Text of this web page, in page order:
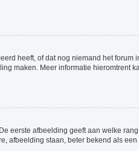
heeft, of dat nog niemand het
maken. Meer informatie
eerste afbeelding geeft aan welke
afbeelding staan, beter bekend als